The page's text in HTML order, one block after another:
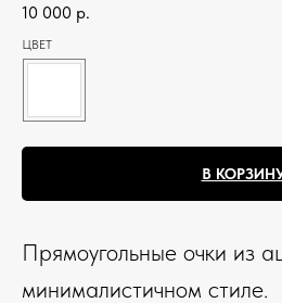
10 000 р.
ЦВЕТ
В
Прямоугольные очки из
минималистичном стиле.